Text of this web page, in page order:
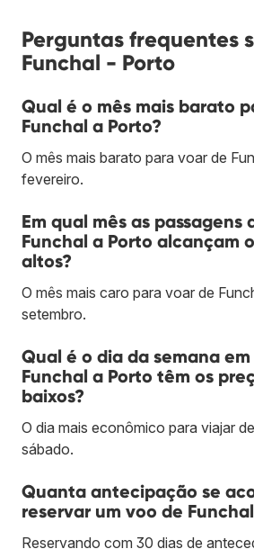
Perguntas frequentes
Funchal - Porto
Qual é o mês mais barato
Funchal a Porto?
O mês mais barato para voar de
fevereiro.
Em qual mês as passagens
Funchal a Porto alcançam
altos?
O mês mais caro para voar de
setembro.
Qual é o dia da semana
Funchal a Porto têm os
baixos?
O dia mais econômico para viajar
sábado.
Quanta antecipação se
reservar um voo de
Reservando com 30 dias de